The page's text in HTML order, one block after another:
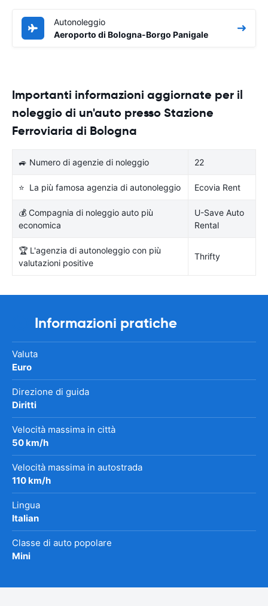
Autonoleggio
Aeroporto di Bologna-Borgo Panigale
Importanti informazioni aggiornate per il
noleggio di un'auto presso Stazione
Ferroviaria di Bologna
🚙 Numero di agenzie di noleggio 22
⭐ La più famosa agenzia di autonoleggio Ecovia Rent
💰 Compagnia di noleggio auto più
economica
U-Save Auto
Rental
🏆 L'agenzia di autonoleggio con più
valutazioni positive
Thrifty
Informazioni pratiche
Valuta
Euro
Direzione di guida
Diritti
Velocità massima in città
50 km/h
Velocità massima in autostrada
110 km/h
Lingua
Italian
Classe di auto popolare
Mini